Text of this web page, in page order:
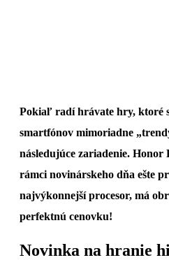
Pokiaľ radí hrávate hry, ktoré
smartfónov mimoriadne
následujúce zariadenie. Honor
rámci novinárskeho dňa ešte
najvýkonnejší procesor, má
perfektnú cenovku!
Novinka na hranie